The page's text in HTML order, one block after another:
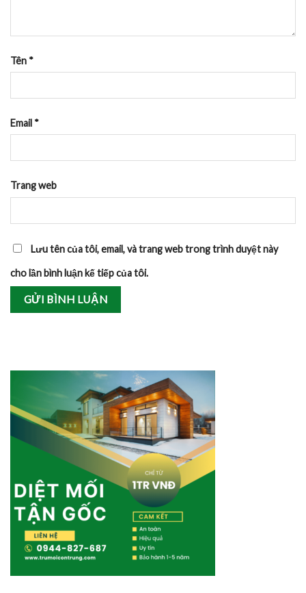
Tên *
Email *
Trang web
Lưu tên của tôi, email, và trang web trong trình duyệt này
cho lần bình luận kế tiếp của tôi.